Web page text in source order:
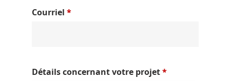
Courriel *
Détails concernant votre projet*